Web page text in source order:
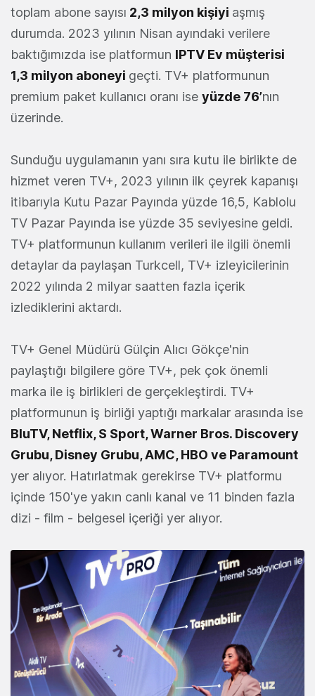
toplam abone sayısı 2,3 milyon kişiyi aşmış
durumda. 2023 yılının Nisan ayındaki verilere
baktığımızda ise platformun IPTV Ev müşterisi
1,3 milyon aboneyi geçti. TV+ platformunun
premium paket kullanıcı oranı ise yüzde 76’nın
üzerinde.
Sunduğu uygulamanın yanı sıra kutu ile birlikte de
hizmet veren TV+, 2023 yılının ilk çeyrek kapanışı
itibarıyla Kutu Pazar Payında yüzde 16,5, Kablolu
TV Pazar Payında ise yüzde 35 seviyesine geldi.
TV+ platformunun kullanım verileri ile ilgili önemli
detaylar da paylaşan Turkcell, TV+ izleyicilerinin
2022 yılında 2 milyar saatten fazla içerik
izlediklerini aktardı.
TV+ Genel Müdürü Gülçin Alıcı Gökçe'nin
paylaştığı bilgilere göre TV+, pek çok önemli
marka ile iş birlikleri de gerçekleştirdi. TV+
platformunun iş birliği yaptığı markalar arasında ise
BluTV, Netflix, S Sport, Warner Bros. Discovery
Grubu, Disney Grubu, AMC, HBO ve Paramount
yer alıyor. Hatırlatmak gerekirse TV+ platformu
içinde 150'ye yakın canlı kanal ve 11 binden fazla
dizi - film - belgesel içeriği yer alıyor.